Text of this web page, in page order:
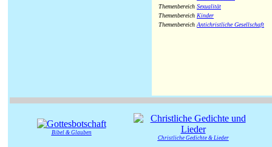
Themenbereich Sexualität
Themenbereich Kinder
Themenbereich Antichristliche Gesellschaft
Bibel & Glauben
Christliche Gedichte & Lieder